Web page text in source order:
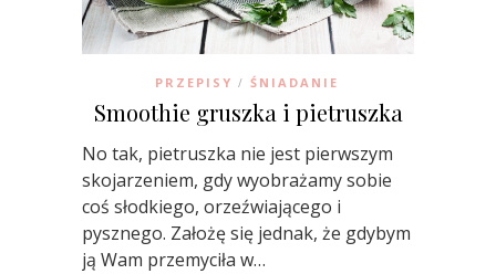
PRZEPISY / ŚNIADANIE
Smoothie gruszka i pietruszka
No tak, pietruszka nie jest pierwszym
skojarzeniem, gdy wyobrażamy sobie
coś słodkiego, orzeźwiającego i
pysznego. Założę się jednak, że gdybym
ją Wam przemyciła w…